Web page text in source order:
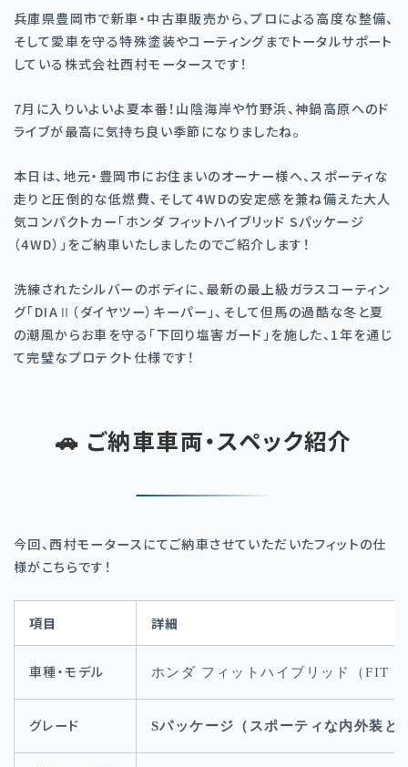
兵庫県豊岡市で新車・中古車販売から、プロによる高度な整備、
そして愛車を守る特殊塗装やコーティングまでトータルサポート
している株式会社西村モータースです！
7月に入りいよいよ夏本番！山陰海岸や竹野浜、神鍋高原へのド
ライブが最高に気持ち良い季節になりましたね。
本日は、地元・豊岡市にお住まいのオーナー様へ、スポーティな
走りと圧倒的な低燃費、そして4WDの安定感を兼ね備えた大人
気コンパクトカー「ホンダ フィットハイブリッド Sパッケージ
（4WD）」をご納車いたしましたのでご紹介します！
洗練されたシルバーのボディに、最新の最上級ガラスコーティン
グ「DIAⅡ（ダイヤツー）キーパー」、そして但馬の過酷な冬と夏
の潮風からお車を守る「下回り塩害ガード」を施した、1年を通じ
て完璧なプロテクト仕様です！
🚗 ご納車車両・スペック紹介
今回、西村モータースにてご納車させていただいたフィットの仕
様がこちらです！
項目 詳細
車種・モデル ホンダ フィットハイブリッド（FIT
グレード Sパッケージ（スポーティな内外装と